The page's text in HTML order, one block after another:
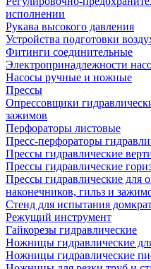
исполнении
Рукава высокого давления
Устройства подготовки
Фитинги соединительные
Электропринадлежности
Насосы ручные и ножные
Прессы
Опрессовщики
зажимов
Перфораторы листовые
Пресс-перфораторы
Прессы гидравлические
Прессы гидравлические
Прессы гидравлические для
наконечников, гильз и
Стенд для испытания
Режущий инструмент
Гайкорезы гидравлические
Ножницы гидравлические
Ножницы гидравлические